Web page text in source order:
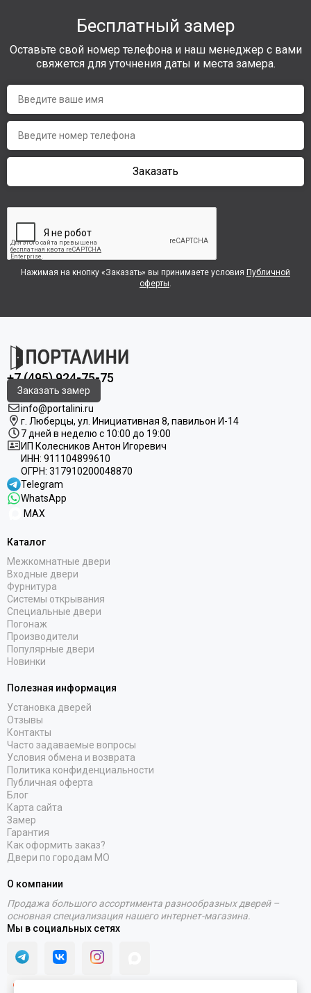
Бесплатный замер
Оставьте свой номер телефона и наш менеджер с вами
свяжется для уточнения даты и места замера.
Заказать
Нажимая на кнопку «Заказать» вы принимаете условия Публичной
оферты
+7 (495) 924-75-75
Заказать замер
info@portalini.ru
г. Люберцы, ул. Инициативная 8, павильон И-14
7 дней в неделю с 10:00 до 19:00
ИП Колесников Антон Игоревич
ИНН: 911104899610
ОГРН: 317910200048870
Telegram
WhatsApp
MAX
Каталог
Межкомнатные двери
Входные двери
Фурнитура
Системы открывания
Специальные двери
Погонаж
Производители
Популярные двери
Новинки
Полезная информация
Установка дверей
Отзывы
Контакты
Часто задаваемые вопросы
Условия обмена и возврата
Политика конфиденциальности
Публичная оферта
Блог
Карта сайта
Замер
Гарантия
Как оформить заказ?
Двери по городам МО
О компании
Продажа большого ассортимента разнообразных дверей –
основная специализация нашего интернет-магазина.
Мы в социальных сетях